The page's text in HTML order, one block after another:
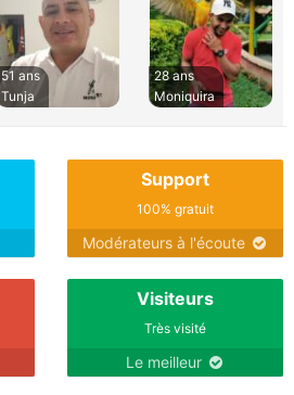
51 ans
Tunja
28 ans
Moniquira
Support
100% gratuit
Modérateurs à l'écoute
Visiteurs
Très visité
Le meilleur